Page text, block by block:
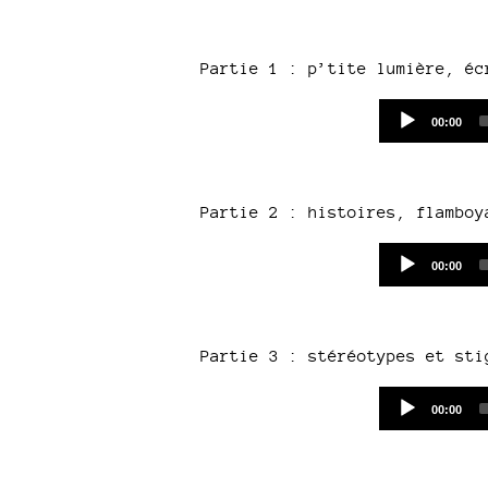
Partie 1 : p’tite lumière,
Current
00:00
Partie 2 : histoires,
Current
00:00
Partie 3 : stéréotypes et
Current
00:00